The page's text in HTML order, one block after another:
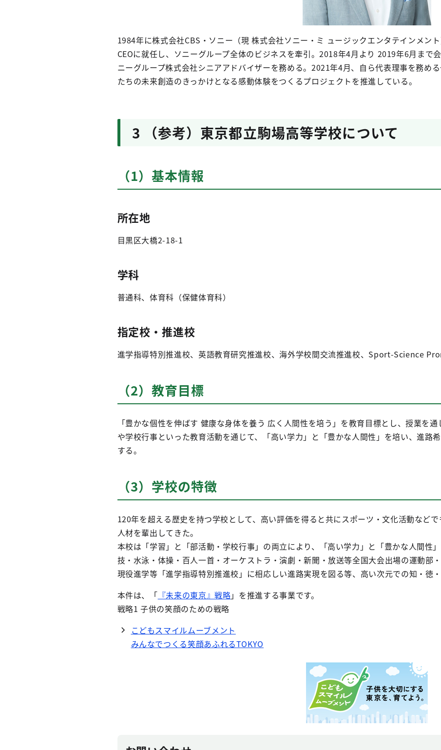
1984年に株式会社CBS・ソニー（現 株式会社ソニー・ミ ュージックエンタテインメン
CEOに就任し、ソニーグループ全体のビジネスを牽引。2018年4月より 2019年6月まで
ニーグループ株式会社シニアアドバイザーを務める。2021年4月、自ら代表理事を務め
たちの未来創造のきっかけとなる感動体験をつくるプロジェクトを推進している。
3 （参考）東京都立駒場高等学校について
（1）基本情報
所在地
目黒区大橋2-18-1
学科
普通科、体育科（保健体育科）
指定校・推進校
進学指導特別推進校、英語教育研究推進校、海外学校間交流推進校、Sport-Science
（2）教育目標
「豊かな個性を伸ばす 健康な身体を養う 広く人間性を培う」を教育目標とし、授業を
や学校行事といった教育活動を通じて、「高い学力」と「豊かな人間性」を培い、進路
する。
（3）学校の特徴
120年を超える歴史を持つ学校として、高い評価を得ると共にスポーツ・文化活動など
人材を輩出してきた。
本校は「学習」と「部活動・学校行事」の両立により、「高い学力」と「豊かな人間性
技・水泳・体操・百人一首・オーケストラ・演劇・新聞・放送等全国大会出場の運動部
現役進学等「進学指導特別推進校」に相応しい進路実現を図る等、高い次元での知・徳
本件は、「 『未来の東京』戦略」を推進する事業です。
戦略1 子供の笑顔のための戦略
こどもスマイルムーブメント
みんなでつくる笑顔あふれるTOKYO